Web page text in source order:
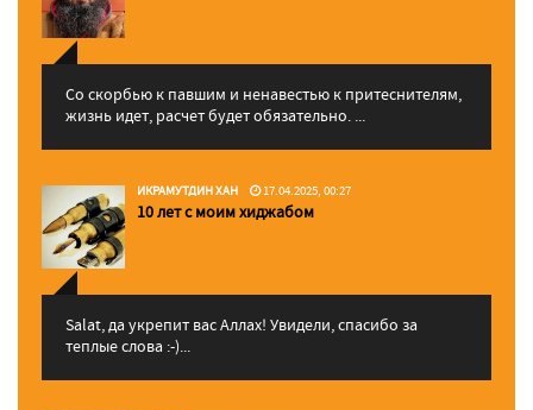
Со скорбью к павшим и ненавестью к притеснителям,
жизнь идет, расчет будет обязательно. ...
ИКРАМУТДИН ХАН 17.04.2025, 00:27
10 лет с моим хиджабом
Salat, да укрепит вас Аллаx! Увидели, спасибо за
теплые слова :-)...